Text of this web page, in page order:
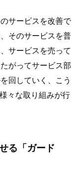
サービスを改善で
そのサービスを普
サービスを売って
がってサービス部
回していく、こう
々な取り組みが行
る「ガード